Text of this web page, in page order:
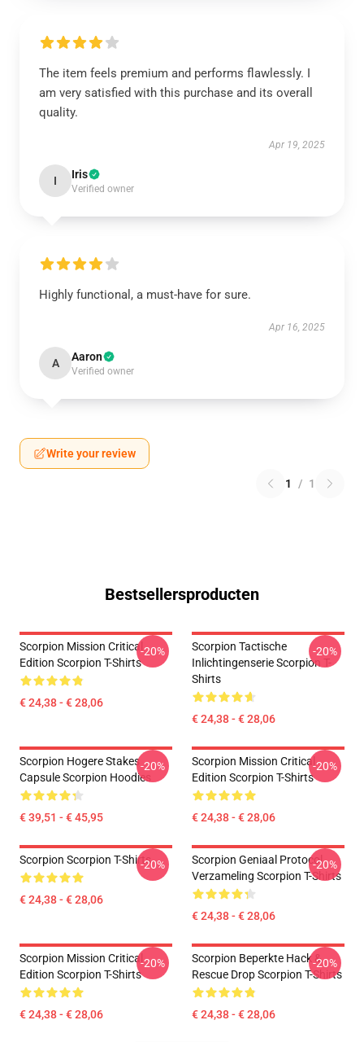
The item feels premium and performs flawlessly. I
am very satisfied with this purchase and its overall
quality.
Apr 19, 2025
I Iris
Verified owner
Highly functional, a must-have for sure.
Apr 16, 2025
A Aaron
Verified owner
Write your review
1 / 1
Bestsellersproducten
Scorpion Mission Critical
Edition Scorpion T-Shirts
€ 24,38 - € 28,06
-20%
Scorpion Tactische
Inlichtingenserie Scorpion T-
Shirts
€ 24,38 - € 28,06
-20%
Scorpion Hogere Stakes
Capsule Scorpion Hoodies
€ 39,51 - € 45,95
-20%
Scorpion Mission Critical
Edition Scorpion T-Shirts
€ 24,38 - € 28,06
-20%
Scorpion Scorpion T-Shirts
€ 24,38 - € 28,06
-20%
Scorpion Geniaal Protocol
Verzameling Scorpion T-Shirts
€ 24,38 - € 28,06
-20%
Scorpion Mission Critical
Edition Scorpion T-Shirts
€ 24,38 - € 28,06
-20%
Scorpion Beperkte Hack &
Rescue Drop Scorpion T-Shirts
€ 24,38 - € 28,06
-20%